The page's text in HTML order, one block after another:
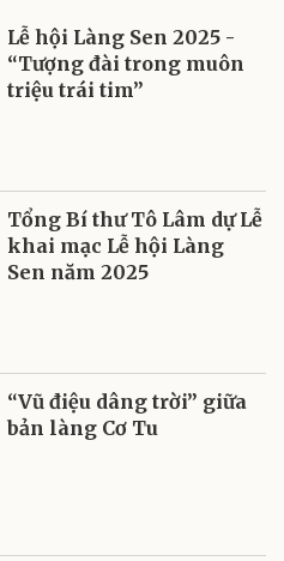
Lễ hội Làng Sen 2025 -
“Tượng đài trong muôn
triệu trái tim”
Tổng Bí thư Tô Lâm dự Lễ
khai mạc Lễ hội Làng
Sen năm 2025
“Vũ điệu dâng trời” giữa
bản làng Cơ Tu